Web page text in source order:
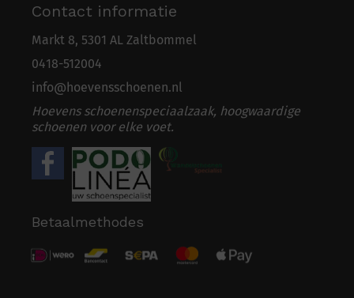
Contact informatie
Markt 8, 5301 AL Zaltbommel
0418-512004
info@hoevensschoenen.nl
Hoevens schoenenspeciaalzaak, hoogwaardige
schoenen voor elke voet.
Betaalmethodes